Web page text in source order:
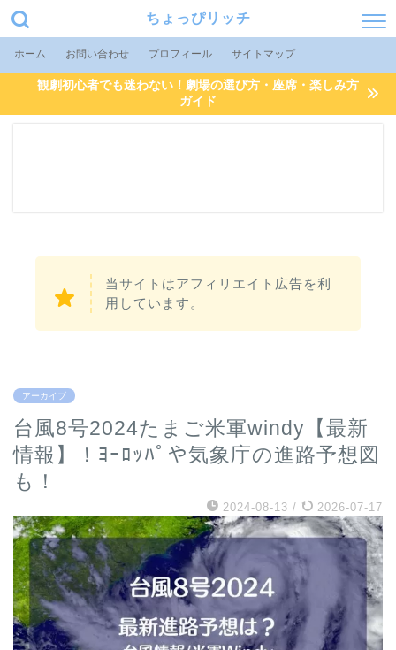
ちょっぴリッチ
ホーム お問い合わせ プロフィール サイトマップ
観劇初心者でも迷わない！劇場の選び方・座席・楽しみ方
ガイド
当サイトはアフィリエイト広告を利
用しています。
アーカイブ
台風8号2024たまご米軍windy【最新
情報】！ﾖｰﾛｯﾊﾟや気象庁の進路予想図
も！
2024-08-13 / 2026-07-17